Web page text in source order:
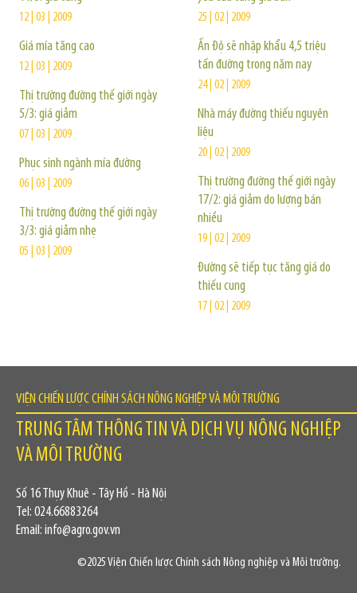
12 | 03 | 2009
Giá mía tăng cao
12 | 03 | 2009
Thị trường đường thế giới ngày
5/3: giá giảm
07 | 03 | 2009
Phục sinh ngành mía đường
06 | 03 | 2009
Thị trường đường thế giới ngày
3/3: giá giảm nhẹ
05 | 03 | 2009
25 | 02 | 2009
Ấn Độ sẽ nhập khẩu 4,5 triệu
tấn đường trong năm nay
24 | 02 | 2009
Nhà máy đường thiếu nguyên
liệu
20 | 02 | 2009
Thị trường đường thế giới ngày
17/2: giá giảm do lượng bán
nhiều
19 | 02 | 2009
Đường sẽ tiếp tục tăng giá do
thiếu cung
17 | 02 | 2009
VIỆN CHIẾN LƯỢC CHÍNH SÁCH NÔNG NGHIỆP VÀ MÔI TRƯỜNG
TRUNG TÂM THÔNG TIN VÀ DỊCH VỤ NÔNG NGHIỆP
VÀ MÔI TRƯỜNG
Số 16 Thụy Khuê - Tây Hồ - Hà Nội
Tel: 024.66883264
Email: info@agro.gov.vn
©2025 Viện Chiến lược Chính sách Nông nghiệp và Môi trường.